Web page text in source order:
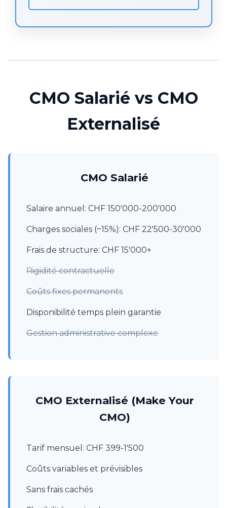
CMO Salarié vs CMO
Externalisé
CMO Salarié
Salaire annuel: CHF 150'000-200'000
Charges sociales (~15%): CHF 22'500-30'000
Frais de structure: CHF 15'000+
Rigidité contractuelle
Coûts fixes permanents
Disponibilité temps plein garantie
Gestion administrative complexe
CMO Externalisé (Make Your
CMO)
Tarif mensuel: CHF 399-1'500
Coûts variables et prévisibles
Sans frais cachés